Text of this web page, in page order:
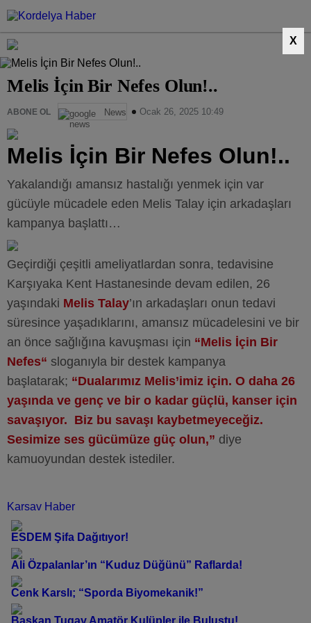
X
Melis İçin Bir Nefes Olun!..
ABONE OL News Ocak 26, 2025 10:49
Melis İçin Bir Nefes Olun!..
Yakalandığı amansız hastalığı yenmek için var
gücüyle mücadele eden Melis Talay için arkadaşları
kampanya başlattı…
Geçirdiği çeşitli ameliyatlardan sonra, tedavisine
Karşıyaka Kent Hastanesinde devam edilen, 26
yaşındaki Melis Talay’ın arkadaşları onun tedavi
süresince yaşadıklarını, amansız mücadelesini ve bir
an önce sağlığına kavuşması için “Melis İçin Bir
Nefes“ sloganıyla bir destek kampanya
başlatarak; “Dualarımız Melis’imiz için. O daha 26
yaşında ve genç ve bir o kadar güçlü, kanser için
savaşıyor. Biz bu savaşı kaybetmeyeceğiz.
Sesimize ses gücümüze güç olun,” diye
kamuoyundan destek istediler.
Karsav Haber
ESDEM Şifa Dağıtıyor!
Ali Özpalanlar’ın “Kuduz Düğünü” Raflarda!
Cenk Karslı; “Sporda Biyomekanik!”
Başkan Tugay Amatör Kulüpler ile Buluştu!